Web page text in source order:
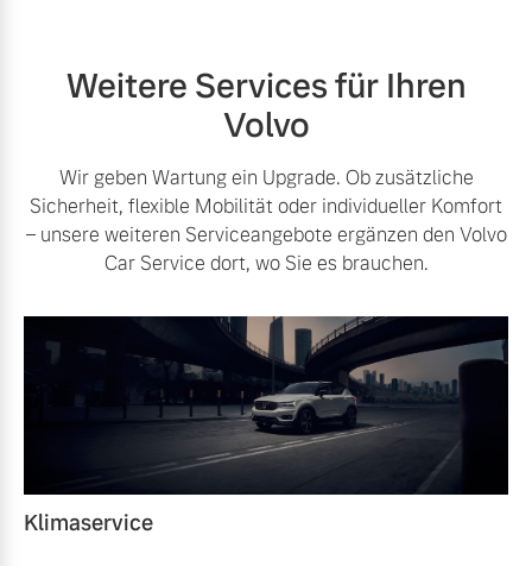
Mehr erfahren
Raumklima, in Ihrem Volvo, sondern auch für eine
höhere Wirtschaftlichkeit durch eine bessere Effizienz
auch bei höheren Temperaturen.
Mehr erfahren
Weitere Services für Ihren
Volvo
Wir geben Wartung ein Upgrade. Ob zusätzliche
Sicherheit, flexible Mobilität oder individueller Komfort
– unsere weiteren Serviceangebote ergänzen den Volvo
Car Service dort, wo Sie es brauchen.
Klimaservice